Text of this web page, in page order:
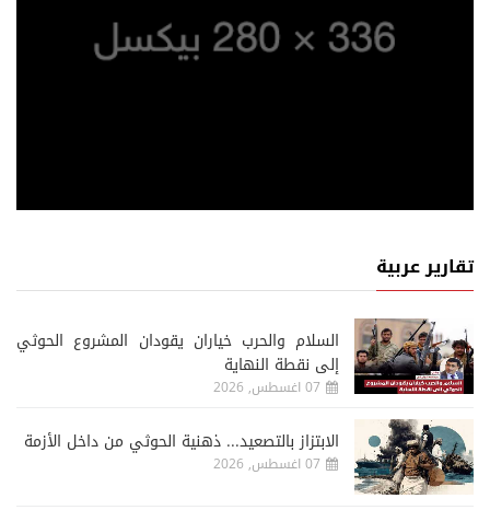
تقارير عربية
السلام والحرب خياران يقودان المشروع الحوثي
إلى نقطة النهاية
07 اغسطس, 2026
الابتزاز بالتصعيد... ذهنية الحوثي من داخل الأزمة
07 اغسطس, 2026